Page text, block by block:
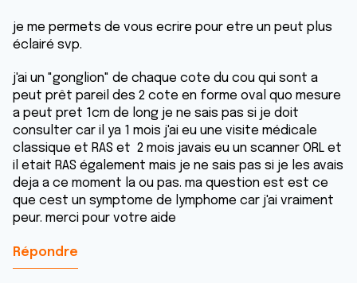
je me permets de vous ecrire pour etre un peut plus
éclairé svp.
j'ai un "gonglion" de chaque cote du cou qui sont a
peut prêt pareil des 2 cote en forme oval quo mesure
a peut pret 1cm de long je ne sais pas si je doit
consulter car il ya 1 mois j'ai eu une visite médicale
classique et RAS et 2 mois javais eu un scanner ORL et
il etait RAS également mais je ne sais pas si je les avais
deja a ce moment la ou pas. ma question est est ce
que cest un symptome de lymphome car j'ai vraiment
peur. merci pour votre aide
Répondre